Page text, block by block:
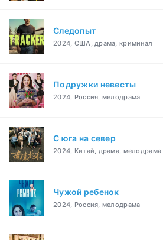
Следопыт
2024, США, драма, криминал
Подружки невесты
2024, Россия, мелодрама
С юга на север
2024, Китай, драма, мелодрама
Чужой ребенок
2024, Россия, мелодрама